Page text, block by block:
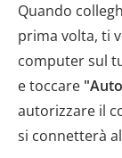
Quando
prima volta, ti
computer sul
e toccare
autorizzare il
si connetterà